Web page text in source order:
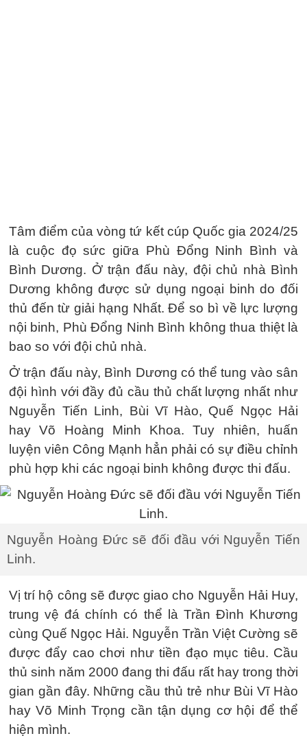
Tâm điểm của vòng tứ kết cúp Quốc gia 2024/25
là cuộc đọ sức giữa Phù Đổng Ninh Bình và
Bình Dương. Ở trận đấu này, đội chủ nhà Bình
Dương không được sử dụng ngoại binh do đối
thủ đến từ giải hạng Nhất. Để so bì về lực lượng
nội binh, Phù Đổng Ninh Bình không thua thiệt là
bao so với đội chủ nhà.
Ở trận đấu này, Bình Dương có thể tung vào sân
đội hình với đầy đủ cầu thủ chất lượng nhất như
Nguyễn Tiến Linh, Bùi Vĩ Hào, Quế Ngọc Hải
hay Võ Hoàng Minh Khoa. Tuy nhiên, huấn
luyện viên Công Mạnh hẳn phải có sự điều chỉnh
phù hợp khi các ngoại binh không được thi đấu.
Nguyễn Hoàng Đức sẽ đối đầu với Nguyễn Tiến
Linh.
Vị trí hộ công sẽ được giao cho Nguyễn Hải Huy,
trung vệ đá chính có thể là Trần Đình Khương
cùng Quế Ngọc Hải. Nguyễn Trần Việt Cường sẽ
được đẩy cao chơi như tiền đạo mục tiêu. Cầu
thủ sinh năm 2000 đang thi đấu rất hay trong thời
gian gần đây. Những cầu thủ trẻ như Bùi Vĩ Hào
hay Võ Minh Trọng cần tận dụng cơ hội để thể
hiện mình.